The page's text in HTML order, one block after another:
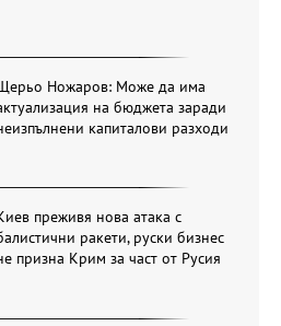
Ножаров: Може да има
на бюджета заради
капиталови разходи
преживя нова атака с
ракети, руски бизнес
призна Крим за част от Русия